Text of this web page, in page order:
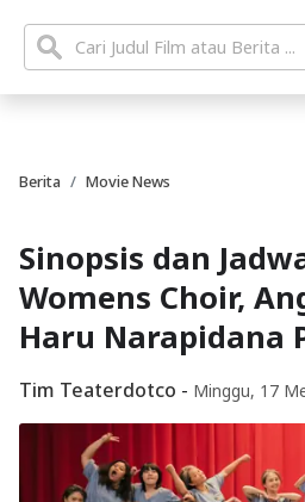
Berita Movie News
Sinopsis dan
Womens Choir,
Haru Narapidana
Tim Teaterdotco - Minggu, 17